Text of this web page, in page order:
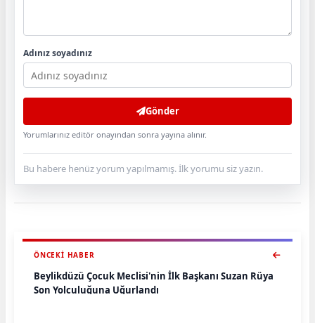
Adınız soyadınız
Gönder
Yorumlarınız editör onayından sonra yayına alınır.
Bu habere henüz yorum yapılmamış. İlk yorumu siz yazın.
ÖNCEKI HABER
Beylikdüzü Çocuk Meclisi'nin İlk Başkanı Suzan Rüya
Son Yolculuğuna Uğurlandı